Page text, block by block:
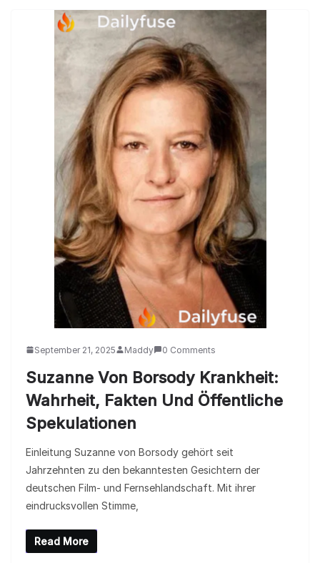
September 21, 2025 Maddy 0 Comments
Suzanne Von Borsody Krankheit:
Wahrheit, Fakten Und Öffentliche
Spekulationen
Einleitung Suzanne von Borsody gehört seit
Jahrzehnten zu den bekanntesten Gesichtern der
deutschen Film- und Fernsehlandschaft. Mit ihrer
eindrucksvollen Stimme,
Read More